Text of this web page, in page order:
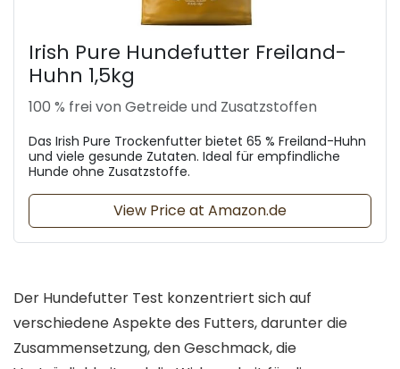
Irish Pure Hundefutter Freiland-
Huhn 1,5kg
100 % frei von Getreide und Zusatzstoffen
Das Irish Pure Trockenfutter bietet 65 % Freiland-Huhn
und viele gesunde Zutaten. Ideal für empfindliche
Hunde ohne Zusatzstoffe.
View Price at Amazon.de
Der Hundefutter Test konzentriert sich auf
verschiedene Aspekte des Futters, darunter die
Zusammensetzung, den Geschmack, die